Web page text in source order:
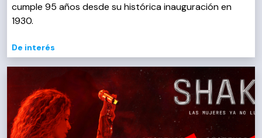
cumple 95 años desde su histórica inauguración en
1930.
De interés